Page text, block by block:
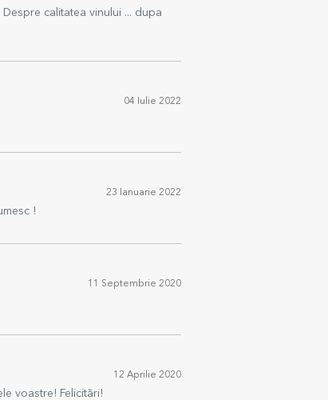
calitatea vinului ... dupa
04 Iulie 2022
23 Ianuarie 2022
!
11 Septembrie 2020
12 Aprilie 2020
voastre! Felicitări!